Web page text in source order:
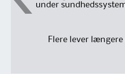
navigation
under
Flere lever